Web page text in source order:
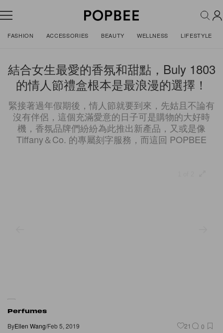
FASHION ACCESSORIES BEAUTY WELLNESS LIFESTYLE
結合女生最愛的香氛和甜點，Buly 1803
的情人節禮盒根本是最浪漫的選擇！
緊接著過年假期後，情人節就要到來，先姑且不論有
沒有伴侶，這個充滿愛意的日子可是購物的大好時
機，香氛品牌們紛紛為此推出新產品，又或是像
Tiffany＆Co. 的專屬刻字服務，而這回 POPBEE
Perfumes
ByEllen Wang/Feb 5, 2019 21 0